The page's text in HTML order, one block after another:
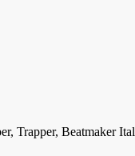
Trapper, Beatmaker